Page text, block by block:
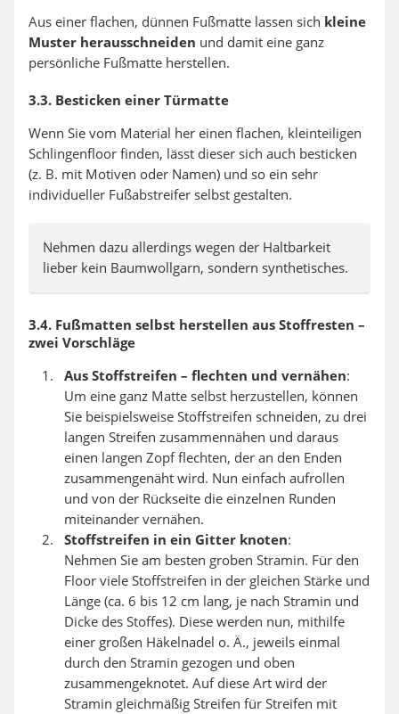
Aus einer flachen, dünnen Fußmatte lassen sich kleine
Muster herausschneiden und damit eine ganz
persönliche Fußmatte herstellen.
3.3. Besticken einer Türmatte
Wenn Sie vom Material her einen flachen, kleinteiligen
Schlingenfloor finden, lässt dieser sich auch besticken
(z. B. mit Motiven oder Namen) und so ein sehr
individueller Fußabstreifer selbst gestalten.
Nehmen dazu allerdings wegen der Haltbarkeit
lieber kein Baumwollgarn, sondern synthetisches.
3.4. Fußmatten selbst herstellen aus Stoffresten –
zwei Vorschläge
Aus Stoffstreifen – flechten und vernähen:
Um eine ganz Matte selbst herzustellen, können
Sie beispielsweise Stoffstreifen schneiden, zu drei
langen Streifen zusammennähen und daraus
einen langen Zopf flechten, der an den Enden
zusammengenäht wird. Nun einfach aufrollen
und von der Rückseite die einzelnen Runden
miteinander vernähen.
Stoffstreifen in ein Gitter knoten:
Nehmen Sie am besten groben Stramin. Für den
Floor viele Stoffstreifen in der gleichen Stärke und
Länge (ca. 6 bis 12 cm lang, je nach Stramin und
Dicke des Stoffes). Diese werden nun, mithilfe
einer großen Häkelnadel o. Ä., jeweils einmal
durch den Stramin gezogen und oben
zusammengeknotet. Auf diese Art wird der
Stramin gleichmäßig Streifen für Streifen mit